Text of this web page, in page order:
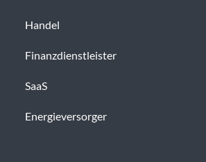
Handel
Finanzdienstleister
SaaS
Energieversorger